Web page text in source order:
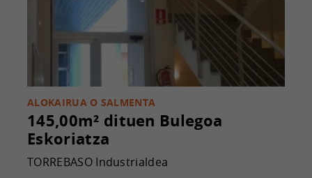
ALOKAIRUA O SALMENTA
145,00m² dituen Bulegoa
Eskoriatza
TORREBASO Industrialdea